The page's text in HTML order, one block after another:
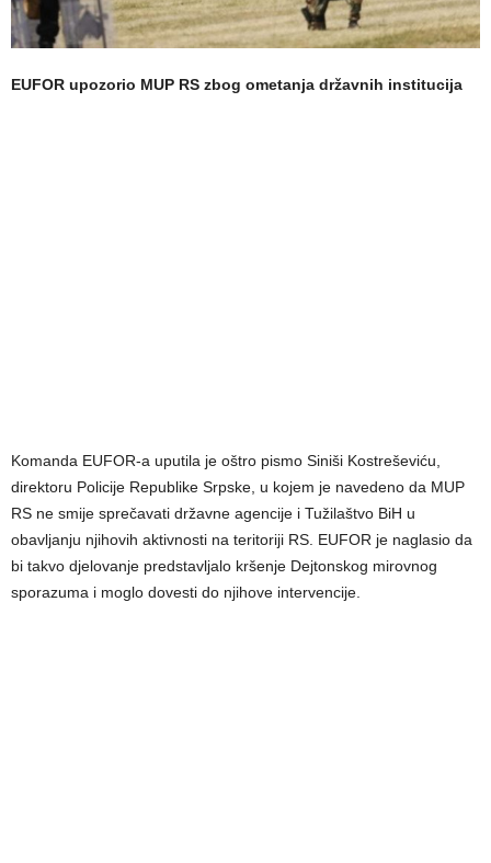
EUFOR upozorio MUP RS zbog ometanja državnih institucija
Komanda EUFOR-a uputila je oštro pismo Siniši Kostreševiću,
direktoru Policije Republike Srpske, u kojem je navedeno da MUP
RS ne smije sprečavati državne agencije i Tužilaštvo BiH u
obavljanju njihovih aktivnosti na teritoriji RS. EUFOR je naglasio da
bi takvo djelovanje predstavljalo kršenje Dejtonskog mirovnog
sporazuma i moglo dovesti do njihove intervencije.